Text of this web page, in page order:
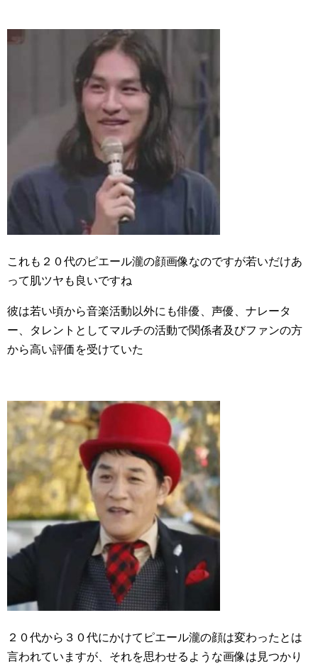
これも２０代のピエール瀧の顔画像なのですが若いだけあ
って肌ツヤも良いですね
彼は若い頃から音楽活動以外にも俳優、声優、ナレータ
ー、タレントとしてマルチの活動で関係者及びファンの方
から高い評価を受けていた
２０代から３０代にかけてピエール瀧の顔は変わったとは
言われていますが、それを思わせるような画像は見つかり